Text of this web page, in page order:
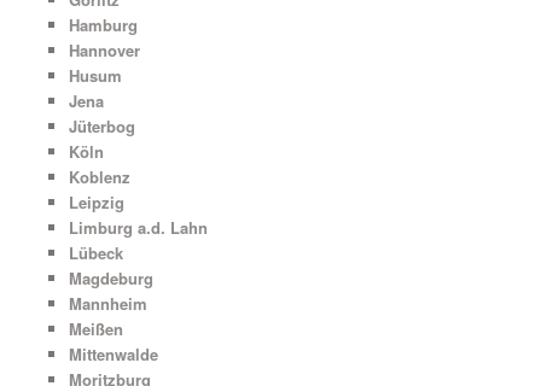
Hamburg
Hannover
Husum
Jena
Jüterbog
Köln
Koblenz
Leipzig
Limburg a.d. Lahn
Lübeck
Magdeburg
Mannheim
Meißen
Mittenwalde
Moritzburg